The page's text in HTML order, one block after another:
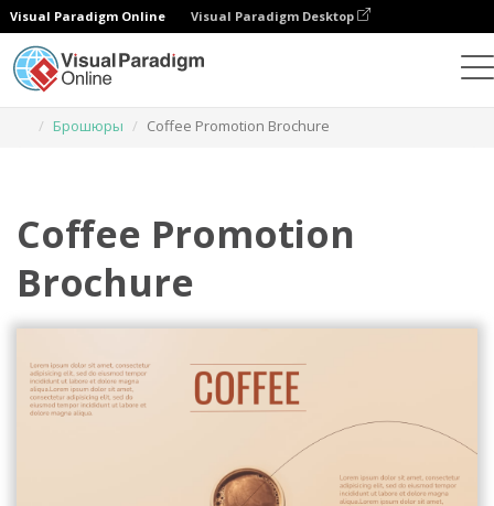
Visual Paradigm Online Visual Paradigm Desktop
Брошюры
Coffee Promotion Brochure
Coffee Promotion
Brochure